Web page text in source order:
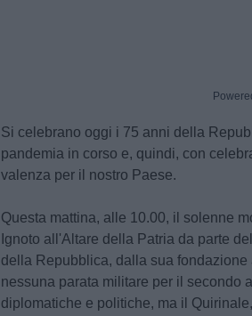
Si celebrano oggi i 75 anni della
pandemia in corso e, quindi, con
valenza per il nostro Paese.
Questa mattina, alle 10.00, il solenne
Ignoto all'Altare della Patria da parte
della Repubblica, dalla sua
nessuna parata militare per il secondo
diplomatiche e politiche, ma il